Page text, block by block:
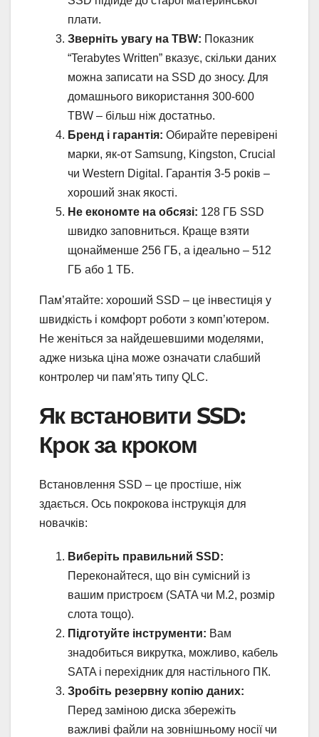
плати.
Зверніть увагу на TBW: Показник
“Terabytes Written” вказує, скільки даних
можна записати на SSD до зносу. Для
домашнього використання 300-600
TBW – більш ніж достатньо.
Бренд і гарантія: Обирайте перевірені
марки, як-от Samsung, Kingston, Crucial
чи Western Digital. Гарантія 3-5 років –
хороший знак якості.
Не економте на обсязі: 128 ГБ SSD
швидко заповниться. Краще взяти
щонайменше 256 ГБ, а ідеально – 512
ГБ або 1 ТБ.
Пам’ятайте: хороший SSD – це інвестиція у
швидкість і комфорт роботи з комп’ютером.
Не женіться за найдешевшими моделями,
адже низька ціна може означати слабший
контролер чи пам’ять типу QLC.
Як встановити SSD:
Крок за кроком
Встановлення SSD – це простіше, ніж
здається. Ось покрокова інструкція для
новачків:
Виберіть правильний SSD:
Переконайтеся, що він сумісний із
вашим пристроєм (SATA чи M.2, розмір
слота тощо).
Підготуйте інструменти: Вам
знадобиться викрутка, можливо, кабель
SATA і перехідник для настільного ПК.
Зробіть резервну копію даних:
Перед заміною диска збережіть
важливі файли на зовнішньому носії чи